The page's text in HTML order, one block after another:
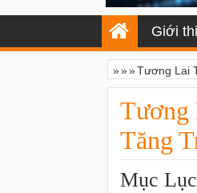
Giới
»»»Tương Lai
Tương
Tăng
Mục Lục